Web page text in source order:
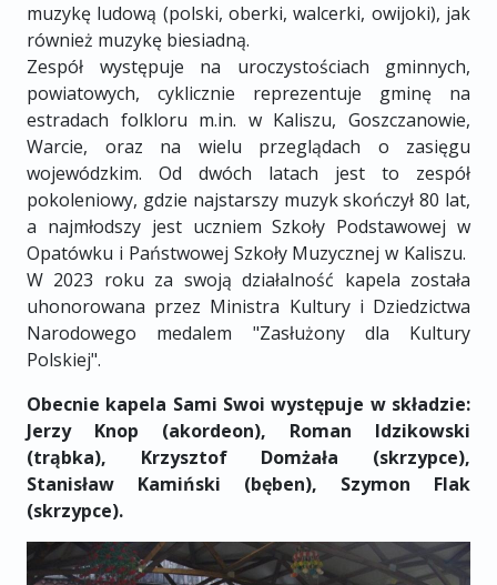
muzykę ludową (polski, oberki, walcerki, owijoki), jak
również muzykę biesiadną.
Zespół występuje na uroczystościach gminnych,
powiatowych, cyklicznie reprezentuje gminę na
estradach folkloru m.in. w Kaliszu, Goszczanowie,
Warcie, oraz na wielu przeglądach o zasięgu
wojewódzkim. Od dwóch latach jest to zespół
pokoleniowy, gdzie najstarszy muzyk skończył 80 lat,
a najmłodszy jest uczniem Szkoły Podstawowej w
Opatówku i Państwowej Szkoły Muzycznej w Kaliszu.
W 2023 roku za swoją działalność kapela została
uhonorowana przez Ministra Kultury i Dziedzictwa
Narodowego medalem "Zasłużony dla Kultury
Polskiej".
Obecnie kapela Sami Swoi występuje w składzie:
Jerzy Knop (akordeon), Roman Idzikowski
(trąbka), Krzysztof Domżała (skrzypce),
Stanisław Kamiński (bęben), Szymon Flak
(skrzypce).